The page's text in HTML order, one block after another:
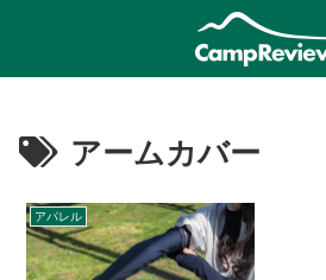
アームカバー
アパレル